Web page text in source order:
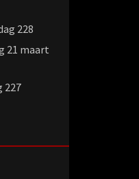
228
21 maart
227